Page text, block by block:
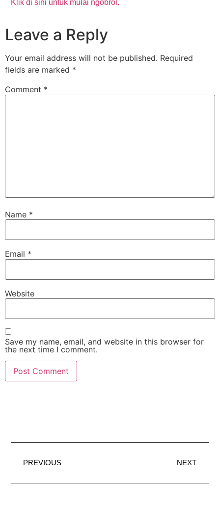
Klik di sini untuk mulai ngobrol.
Leave a Reply
Your email address will not be published. Required
fields are marked *
Comment *
Name *
Email *
Website
Save my name, email, and website in this browser for
the next time I comment.
PREVIOUS NEXT